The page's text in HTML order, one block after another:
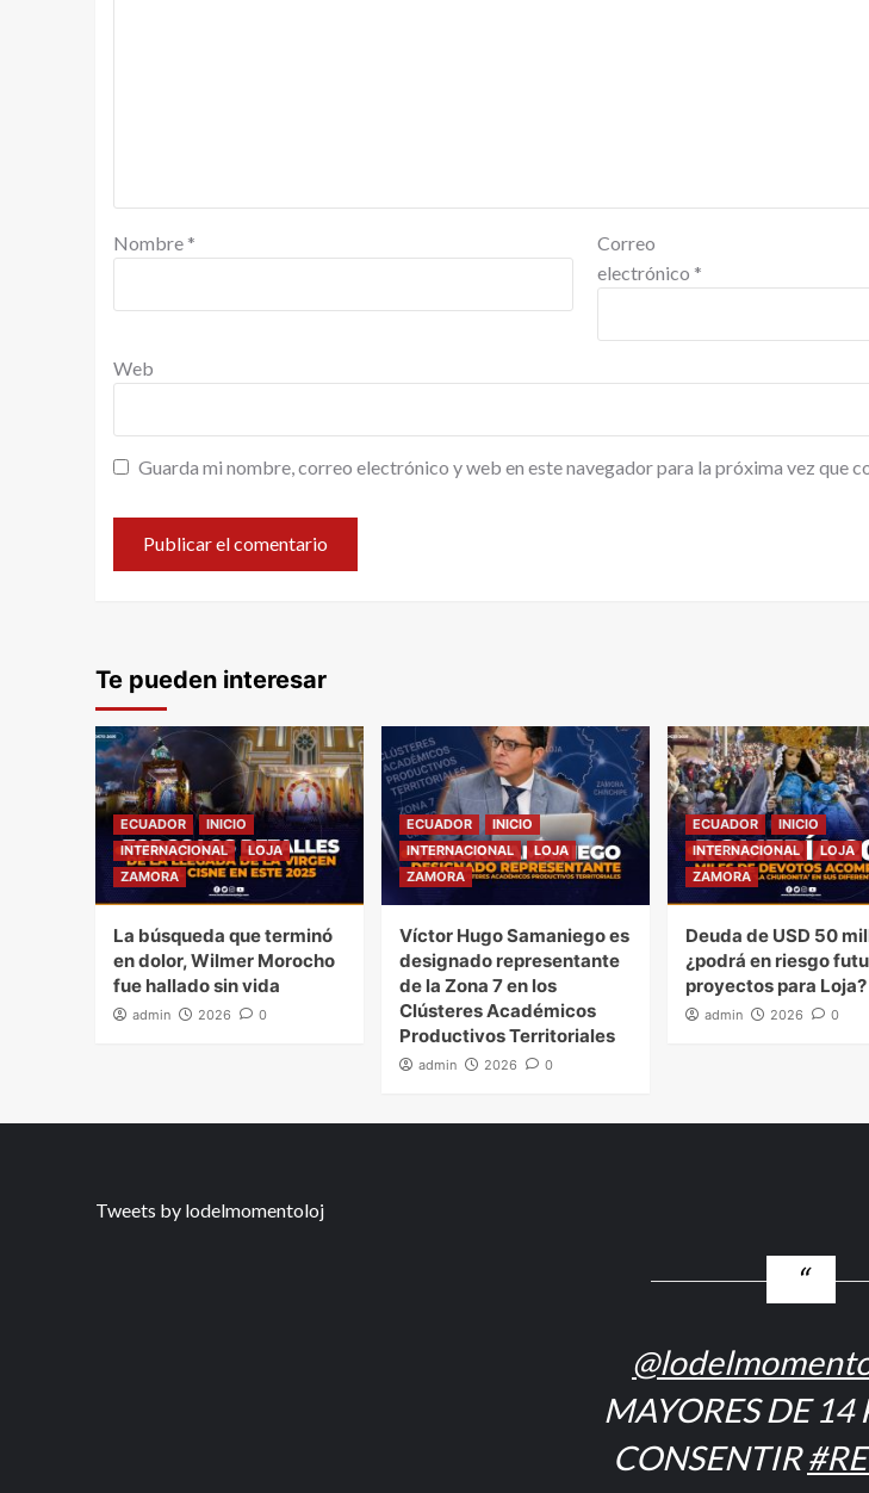
Nombre *
Correo
electrónico *
Web
Guarda mi nombre, correo electrónico y web en este navegador para la próxima vez que
Te pueden interesar
ECUADOR
INICIO
INTERNACIONAL
LOJA
ZAMORA
La búsqueda que terminó
en dolor, Wilmer Morocho
fue hallado sin vida
admin 2026 0
ECUADOR
INICIO
INTERNACIONAL
LOJA
ZAMORA
Víctor Hugo Samaniego es
designado representante
de la Zona 7 en los
Clústeres Académicos
Productivos Territoriales
admin 2026 0
ECUADOR
INICIO
INTERNACIONAL
LOJA
ZAMORA
Deuda de USD 50
¿podrá en riesgo
proyectos para Loja?
admin 2026 0
Tweets by lodelmomentoloj
MAYORES DE 14
CONSENTIR